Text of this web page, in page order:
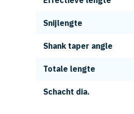
Snijlengte
Shank taper angle
Totale lengte
Schacht dia.